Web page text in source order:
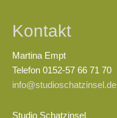
Kontakt
Martina Empt
Telefon 0152-57 66 71 70
info@studioschatzinsel.de
Studio Schatzinsel